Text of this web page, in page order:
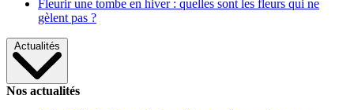
Fleurir une tombe en hiver : quelles sont les fleurs qui ne
gèlent pas ?
Actualités
Nos actualités